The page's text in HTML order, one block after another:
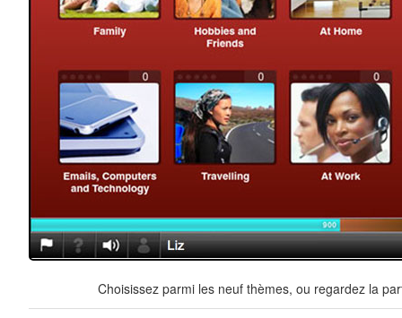
Choisissez parmi les neuf thèmes, ou regardez la